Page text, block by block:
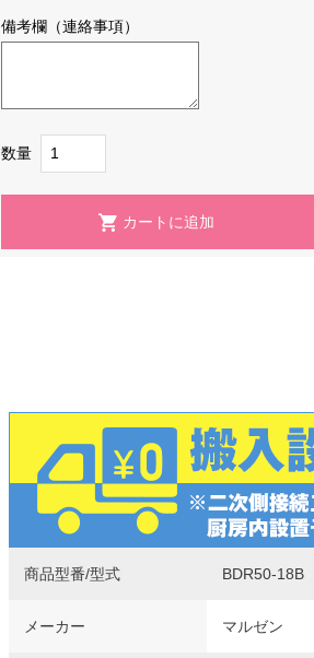
備考欄（連絡事項）
数量
商品型番/型式 BDR50-18B
メーカー マルゼン